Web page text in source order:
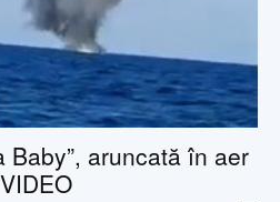
Baby”, aruncată în aer